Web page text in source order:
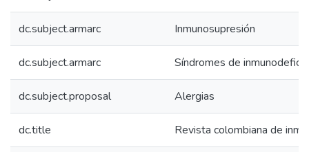
dc.subject.armarc Inmunosupresión
dc.subject.armarc Síndromes de
dc.subject.proposal Alergias
dc.title Revista colombiana de